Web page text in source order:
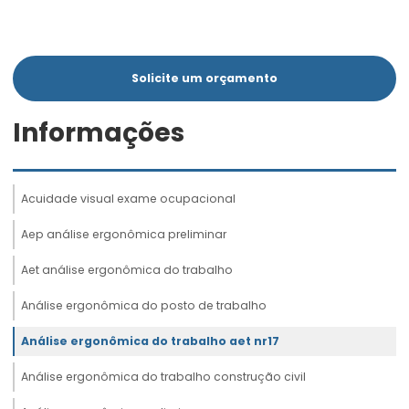
Solicite um orçamento
Informações
Acuidade visual exame ocupacional
Aep análise ergonômica preliminar
Aet análise ergonômica do trabalho
Análise ergonômica do posto de trabalho
Análise ergonômica do trabalho aet nr17
Análise ergonômica do trabalho construção civil